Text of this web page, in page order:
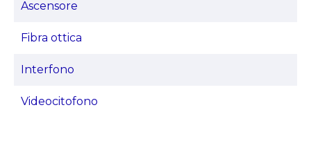
Ascensore
Fibra ottica
Interfono
Videocitofono